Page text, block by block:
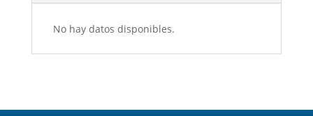
No hay datos disponibles.